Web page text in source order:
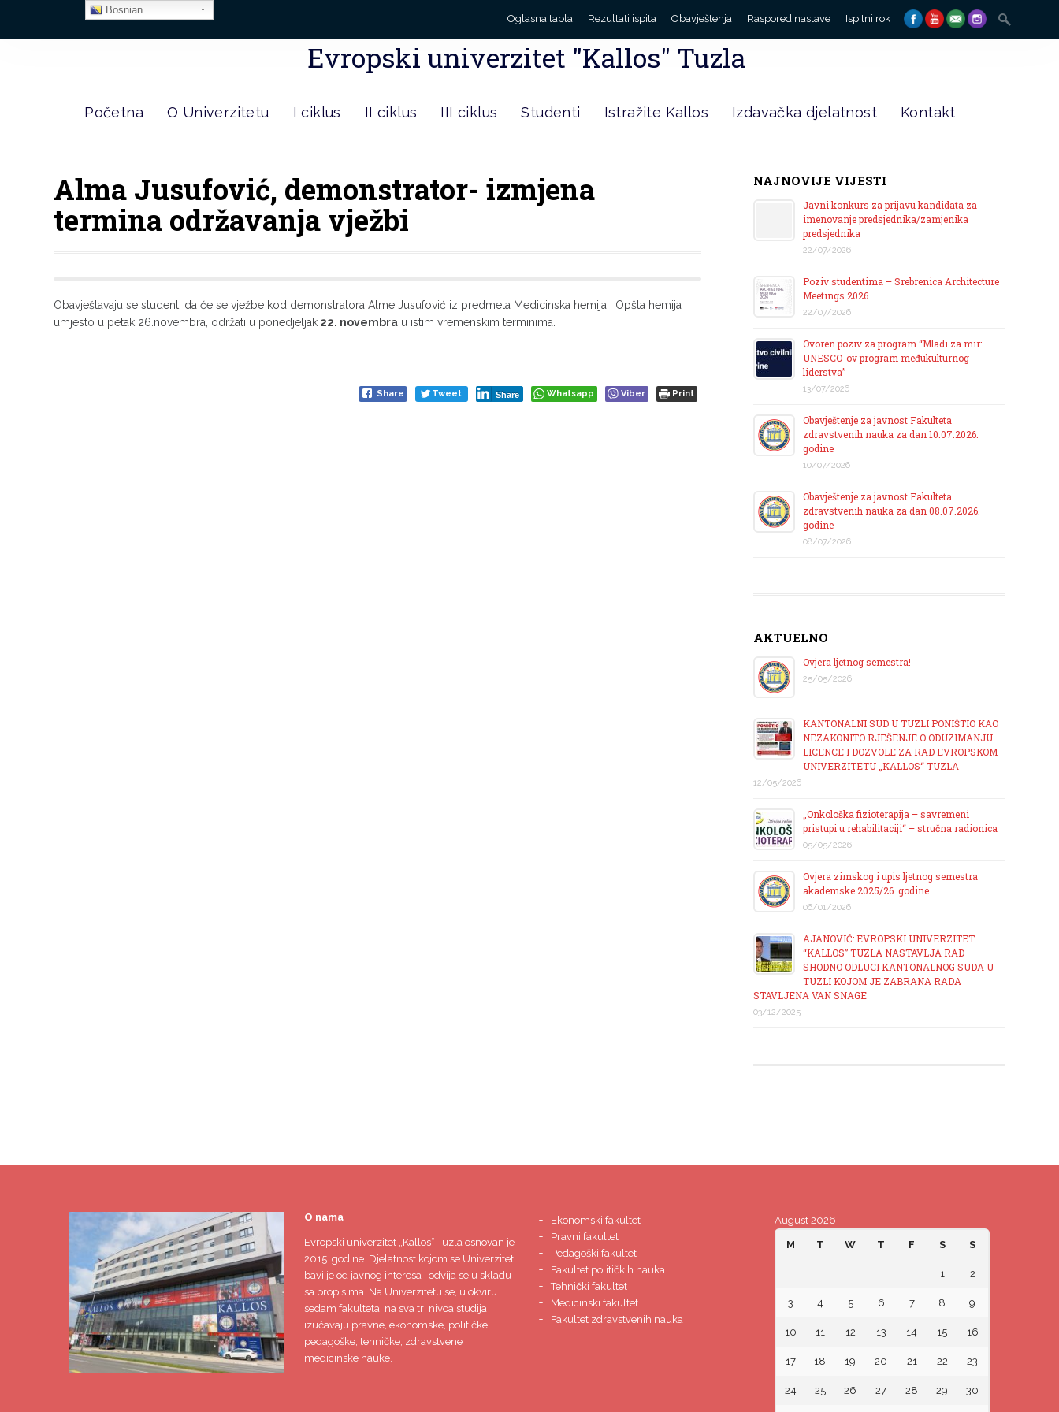
Oglasna tabla Rezultati ispita Obavještenja Raspored nastave Ispitni rok
Search
for:
Evropski univerzitet "Kallos" Tuzla
Početna O Univerzitetu I ciklus II ciklus III ciklus Studenti Istražite Kallos Izdavačka djelatnost Kontakt
Alma Jusufović, demonstrator- izmjena
termina održavanja vježbi
Obavještavaju se studenti da će se vježbe kod demonstratora Alme Jusufović iz predmeta Medicinska hemija i Opšta hemija
umjesto u petak 26.novembra, održati u ponedjeljak 22. novembra u istim vremenskim terminima.
Share Tweet Share Whatsapp Viber Print
NAJNOVIJE VIJESTI
Javni konkurs za prijavu kandidata za
imenovanje predsjednika/zamjenika
predsjednika
22/07/2026
Poziv studentima – Srebrenica Architecture
Meetings 2026
22/07/2026
Ovoren poziv za program “Mladi za mir:
UNESCO-ov program međukulturnog
liderstva”
13/07/2026
Obavještenje za javnost Fakulteta
zdravstvenih nauka za dan 10.07.2026.
godine
10/07/2026
Obavještenje za javnost Fakulteta
zdravstvenih nauka za dan 08.07.2026.
godine
08/07/2026
AKTUELNO
Ovjera ljetnog semestra!
25/05/2026
KANTONALNI SUD U TUZLI PONIŠTIO KAO
NEZAKONITO RJEŠENJE O ODUZIMANJU
LICENCE I DOZVOLE ZA RAD EVROPSKOM
UNIVERZITETU „KALLOS“ TUZLA
12/05/2026
„Onkološka fizioterapija – savremeni
pristupi u rehabilitaciji“ – stručna radionica
05/05/2026
Ovjera zimskog i upis ljetnog semestra
akademske 2025/26. godine
06/01/2026
AJANOVIĆ: EVROPSKI UNIVERZITET
“KALLOS” TUZLA NASTAVLJA RAD
SHODNO ODLUCI KANTONALNOG SUDA U
TUZLI KOJOM JE ZABRANA RADA
STAVLJENA VAN SNAGE
03/12/2025
O nama
Evropski univerzitet „Kallos“ Tuzlaosnovan je
2015. godine. Djelatnost kojom se Univerzitet
bavi je od javnog interesa i odvija se u skladu
sa propisima. Na Univerzitetu se, u okviru
sedam fakulteta, na sva tri nivoa studija
izučavaju pravne, ekonomske, političke,
pedagoške, tehničke, zdravstvene i
medicinske nauke.
Ekonomski fakultet
Pravni fakultet
Pedagoški fakultet
Fakultet političkih nauka
Tehnički fakultet
Medicinski fakultet
Fakultet zdravstvenih nauka
August 2026
M T W T F S S
1 2
3 4 5 6 7 8 9
10 11 12 13 14 15 16
17 18 19 20 21 22 23
24 25 26 27 28 29 30
Bosnian